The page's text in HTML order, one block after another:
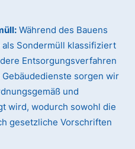
Während des Bauens
Sondermüll klassifiziert
Entsorgungsverfahren
sorgen wir
und
wird, wodurch sowohl die
gesetzliche Vorschriften